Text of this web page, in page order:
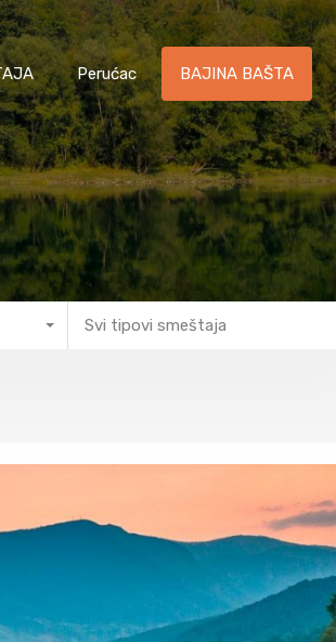
Perućac BAJINA BAŠTA
Svi tipovi smeštaja